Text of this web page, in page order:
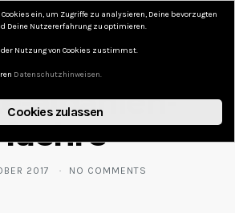
KURZE LEBEN
albanien-
faehre
2017 NO COMMENTS
ein, um Zugriffe zu analysieren, Deine bevorzugten
Deine Nutzererfahrung zu optimieren.
Nutzung von Cookies zustimmst.
Datenschutzhinweisen.
Cookies zulassen